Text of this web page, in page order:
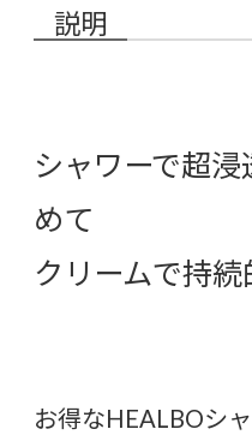
説明
シャワーで超
めて
クリームで持
お得なHEALBOシ